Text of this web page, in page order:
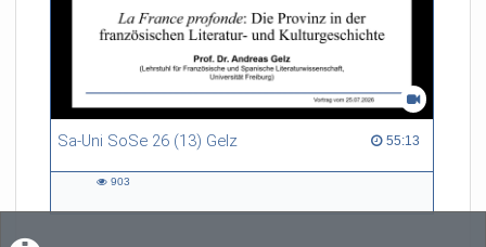
Sa-Uni SoSe 26 (13) Gelz 55:13
55:13 duration
903